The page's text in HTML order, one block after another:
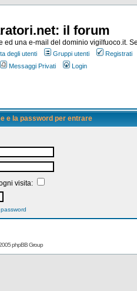
il forum
ed una e-mail del dominio vigilfuoco.it.
degli utenti Gruppi utenti
Registrati
Messaggi Privati Login
e la password per entrare
visita:
phpBB Group